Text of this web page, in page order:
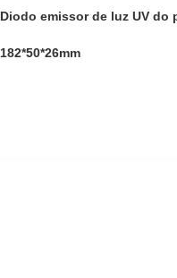
Diodo emissor de luz UV do
182*50*26mm